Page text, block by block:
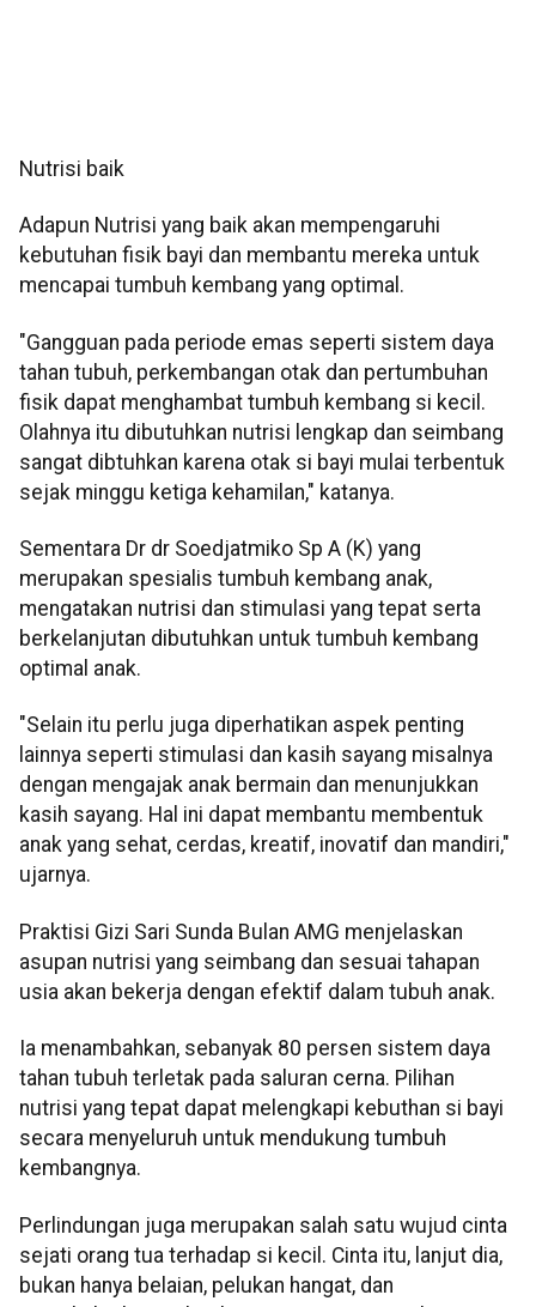
Nutrisi baik
Adapun Nutrisi yang baik akan mempengaruhi
kebutuhan fisik bayi dan membantu mereka untuk
mencapai tumbuh kembang yang optimal.
"Gangguan pada periode emas seperti sistem daya
tahan tubuh, perkembangan otak dan pertumbuhan
fisik dapat menghambat tumbuh kembang si kecil.
Olahnya itu dibutuhkan nutrisi lengkap dan seimbang
sangat dibtuhkan karena otak si bayi mulai terbentuk
sejak minggu ketiga kehamilan," katanya.
Sementara Dr dr Soedjatmiko Sp A (K) yang
merupakan spesialis tumbuh kembang anak,
mengatakan nutrisi dan stimulasi yang tepat serta
berkelanjutan dibutuhkan untuk tumbuh kembang
optimal anak.
"Selain itu perlu juga diperhatikan aspek penting
lainnya seperti stimulasi dan kasih sayang misalnya
dengan mengajak anak bermain dan menunjukkan
kasih sayang. Hal ini dapat membantu membentuk
anak yang sehat, cerdas, kreatif, inovatif dan mandiri,"
ujarnya.
Praktisi Gizi Sari Sunda Bulan AMG menjelaskan
asupan nutrisi yang seimbang dan sesuai tahapan
usia akan bekerja dengan efektif dalam tubuh anak.
Ia menambahkan, sebanyak 80 persen sistem daya
tahan tubuh terletak pada saluran cerna. Pilihan
nutrisi yang tepat dapat melengkapi kebuthan si bayi
secara menyeluruh untuk mendukung tumbuh
kembangnya.
Perlindungan juga merupakan salah satu wujud cinta
sejati orang tua terhadap si kecil. Cinta itu, lanjut dia,
bukan hanya belaian, pelukan hangat, dan